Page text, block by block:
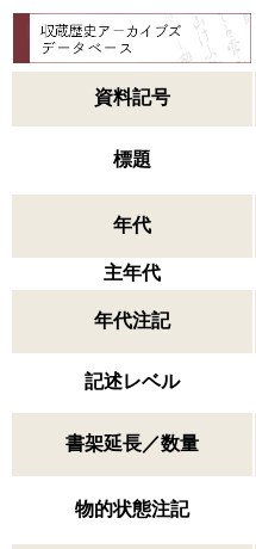
資料記号
標題
年代
主年代
年代注記
記述レベル
書架延長／数量
物的状態注記